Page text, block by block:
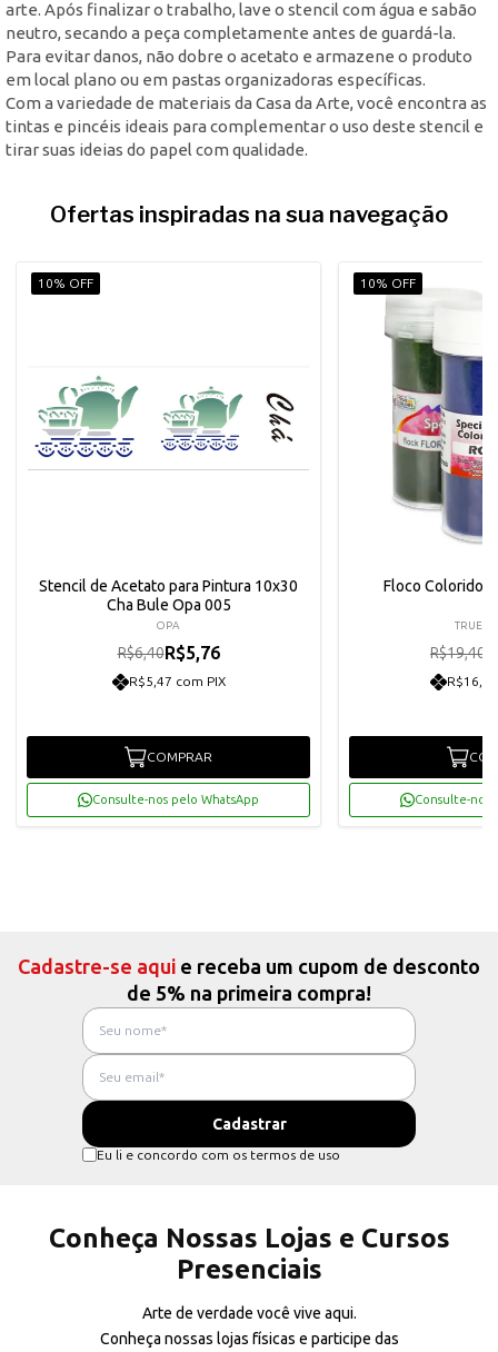
arte. Após finalizar o trabalho, lave o stencil com água e sabão
neutro, secando a peça completamente antes de guardá-la.
Para evitar danos, não dobre o acetato e armazene o produto
em local plano ou em pastas organizadoras específicas.
Com a variedade de materiais da Casa da Arte, você encontra as
tintas e pincéis ideais para complementar o uso deste stencil e
tirar suas ideias do papel com qualidade.
Ofertas inspiradas na sua navegação
10% OFF
Stencil de Acetato para Pintura 10x30
Cha Bule Opa 005
OPA
R$6,40R$5,76
R$5,47 com PIX
COMPRAR
Consulte-nos pelo WhatsApp
10% OFF
Floco Colorido
TRUE
R$19,40
Consulte-nos
Cadastre-se aqui e receba um cupom de desconto
de 5% na primeira compra!
Eu li e concordo com os termos de uso
Conheça Nossas Lojas e Cursos
Presenciais
Arte de verdade você vive aqui.
Conheça nossas lojas físicas e participe das